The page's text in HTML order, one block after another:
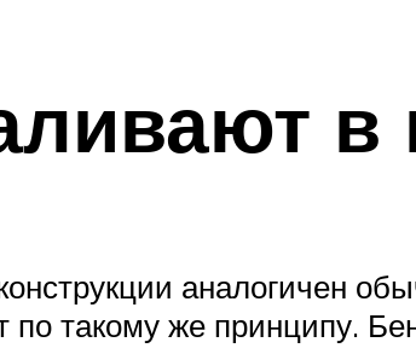
в
аналогичен
такому же принципу.